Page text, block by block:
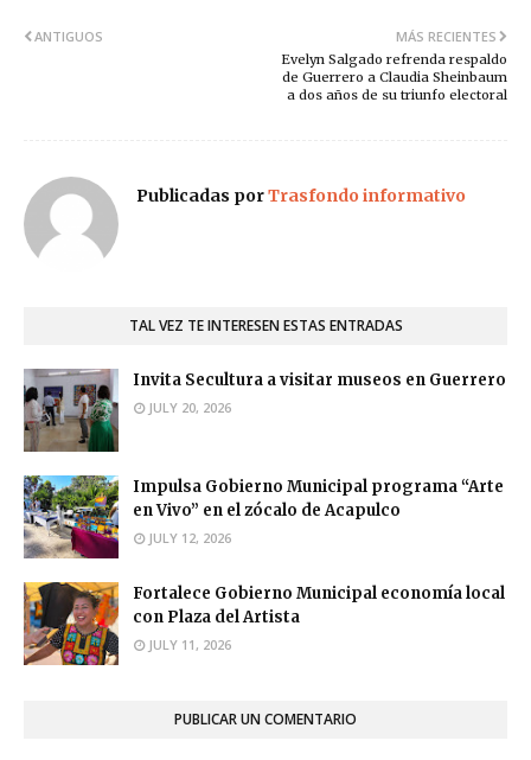
MÁS RECIENTES
Evelyn Salgado refrenda respaldo
de Guerrero a Claudia Sheinbaum
a dos años de su triunfo electoral
ANTIGUOS
Publicadas porTrasfondo informativo
TAL VEZ TE INTERESEN ESTAS ENTRADAS
Invita Secultura a visitar museos en Guerrero
JULY 20, 2026
Impulsa Gobierno Municipal programa “Arte
en Vivo” en el zócalo de Acapulco
JULY 12, 2026
Fortalece Gobierno Municipal economía local
con Plaza del Artista
JULY 11, 2026
PUBLICAR UN COMENTARIO